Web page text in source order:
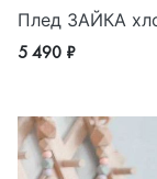
Плед ЗАЙКА
5 490 ₽